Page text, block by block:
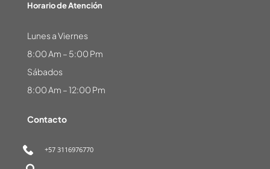
Horario de Atención
Lunes a Viernes
8:00 Am – 5:00 Pm
Sábados
8:00 Am – 12:00 Pm
Contacto
+57 3116976770